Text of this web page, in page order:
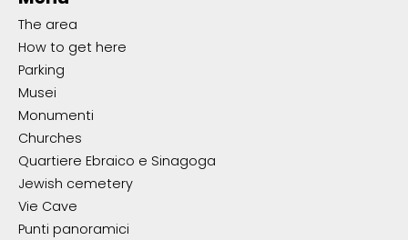
The area
How to get here
Parking
Musei
Monumenti
Churches
Quartiere Ebraico e Sinagoga
Jewish cemetery
Vie Cave
Punti panoramici